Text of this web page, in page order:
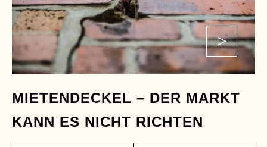
MIETENDECKEL – DER MARKT
KANN ES NICHT RICHTEN